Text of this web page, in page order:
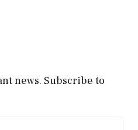
news. Subscribe to